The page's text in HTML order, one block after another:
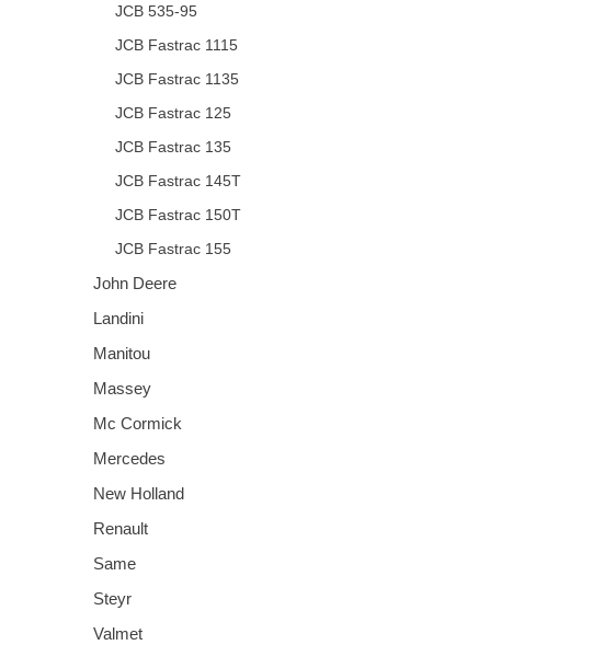
JCB 535-95
JCB Fastrac 1115
JCB Fastrac 1135
JCB Fastrac 125
JCB Fastrac 135
JCB Fastrac 145T
JCB Fastrac 150T
JCB Fastrac 155
John Deere
Landini
Manitou
Massey
Mc Cormick
Mercedes
New Holland
Renault
Same
Steyr
Valmet